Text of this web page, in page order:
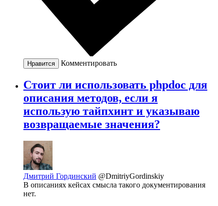
Нравится Комментировать
Стоит ли использовать phpdoc для
описания методов, если я
использую тайпхинт и указываю
возвращаемые значения?
Дмитрий Гординский @DmitriyGordinskiy
В описаниях кейсах смысла такого документирования
нет.